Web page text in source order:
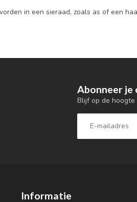
in een sieraad, zoals as of een
Abonneer je
Blijf op de
Informatie